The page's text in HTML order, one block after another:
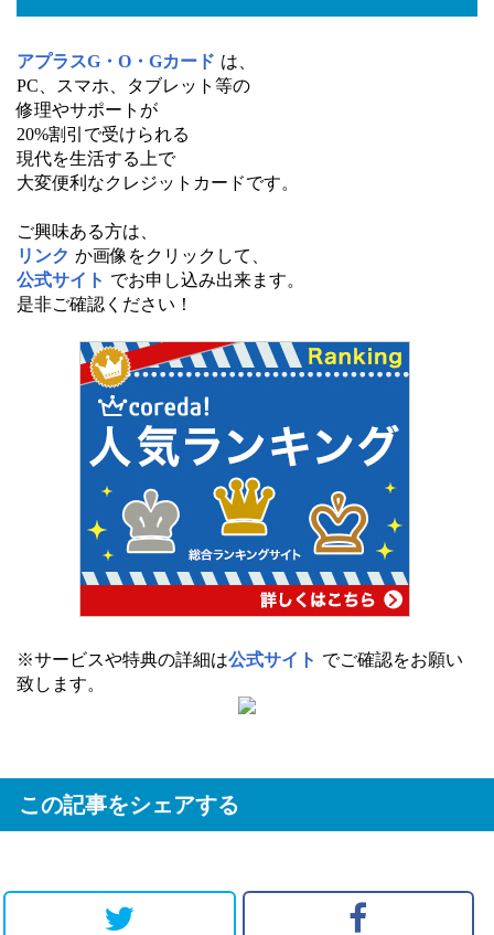
アプラスG・O・Gカード は、
PC、スマホ、タブレット等の
修理やサポートが
20%割引で受けられる
現代を生活する上で
大変便利なクレジットカードです。
ご興味ある方は、
リンク か画像をクリックして、
公式サイト でお申し込み出来ます。
是非ご確認ください！
※サービスや特典の詳細は公式サイト でご確認をお願い
致します。
この記事をシェアする